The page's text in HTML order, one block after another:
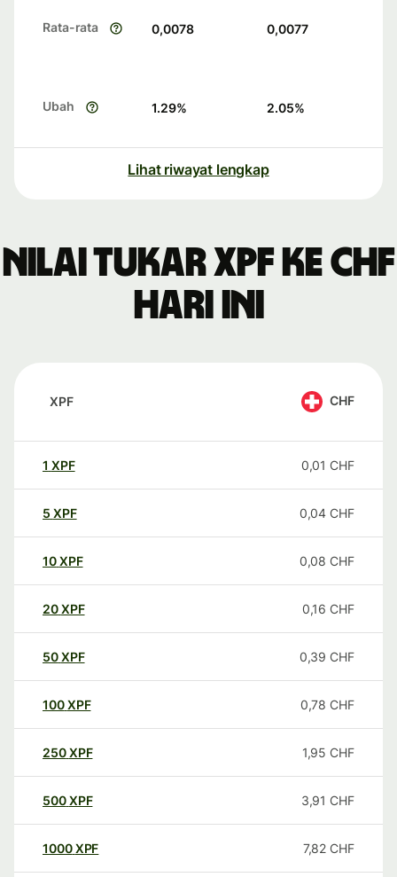
Rata-rata 0,0078 0,0077
Ubah 1.29% 2.05%
Lihat riwayat lengkap
Nilai tukar XPF ke CHF
hari ini
XPF CHF
1 XPF 0,01 CHF
5 XPF 0,04 CHF
10XPF 0,08 CHF
20XPF 0,16 CHF
50XPF 0,39 CHF
100XPF 0,78 CHF
250XPF 1,95 CHF
500XPF 3,91 CHF
1000XPF 7,82 CHF